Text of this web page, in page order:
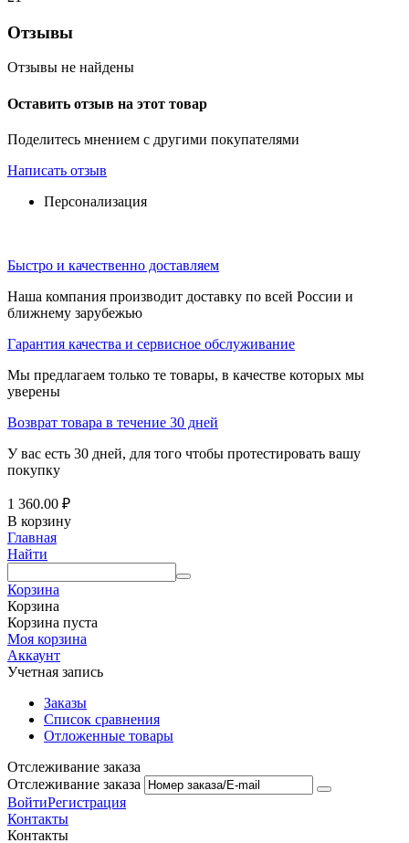
Отзывы
Отзывы не найдены
Оставить отзыв на этот товар
Поделитесь мнением с другими покупателями
Написать отзыв
Персонализация
Быстро и качественно доставляем
Наша компания производит доставку по всей России и
ближнему зарубежью
Гарантия качества и сервисное обслуживание
Мы предлагаем только те товары, в качестве которых мы
уверены
Возврат товара в течение 30 дней
У вас есть 30 дней, для того чтобы протестировать вашу
покупку
1 360.00 ₽
В корзину
Главная
Найти
Корзина
Корзина
Корзина пуста
Моя корзина
Аккаунт
Учетная запись
Заказы
Список сравнения
Отложенные товары
Отслеживание заказа
Отслеживание заказа
ВойтиРегистрация
Контакты
Контакты